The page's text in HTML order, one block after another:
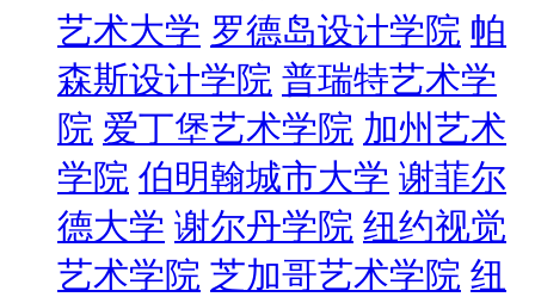
艺术大学 罗德岛设计学院 帕
森斯设计学院 普瑞特艺术学
院 爱丁堡艺术学院 加州艺术
学院 伯明翰城市大学 谢菲尔
德大学 谢尔丹学院 纽约视觉
艺术学院 芝加哥艺术学院 纽